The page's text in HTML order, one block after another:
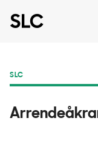
SLC